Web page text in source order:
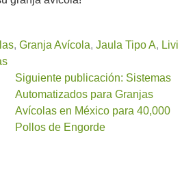
, Granja Avícola, Jaula Tipo A, Livi
Siguiente publicación: Sistemas
Automatizados para Granjas
Avícolas en México para 40,000
Pollos de Engorde